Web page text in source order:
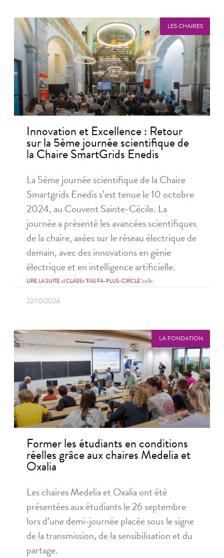
LES CHAIRES
Innovation et Excellence : Retour
sur la 5ème journée scientifique de
la Chaire SmartGrids Enedis
La 5ème journée scientifique de la Chaire
Smartgrids Enedis s’est tenue le 10 octobre
2024, au Couvent Sainte-Cécile. La
journée a présenté les avancées scientifiques
de la chaire, axées sur le réseau électrique de
demain, avec des innovations en génie
électrique et en intelligence artificielle.
LIRE LA SUITE <I CLASS="FAS FA-PLUS-CIRCLE"></I>
22/10/2024
LA FONDATION
Former les étudiants en conditions
réelles grâce aux chaires Medelia et
Oxalia
Les chaires Medelia et Oxalia ont été
présentées aux étudiants le 26 septembre
lors d’une demi-journée placée sous le signe
de la transmission, de la sensibilisation et du
partage.